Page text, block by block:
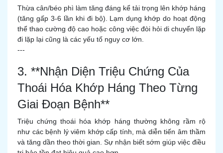
Thừa cân/béo phì làm tăng đáng kể tải trọng lên khớp háng
(tăng gấp 3-6 lần khi đi bộ). Lạm dụng khớp do hoạt động
thể thao cường độ cao hoặc công việc đòi hỏi di chuyển lặp
đi lặp lại cũng là các yếu tố nguy cơ lớn.
---
3. **Nhận Diện Triệu Chứng Của
Thoái Hóa Khớp Háng Theo Từng
Giai Đoạn Bệnh**
Triệu chứng thoái hóa khớp háng thường không rầm rộ
như các bệnh lý viêm khớp cấp tính, mà diễn tiến âm thầm
và tăng dần theo thời gian. Sự nhận biết sớm giúp việc điều